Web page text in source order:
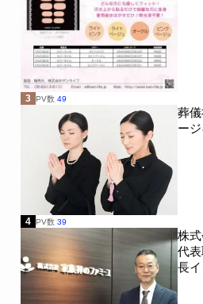
3 PV数 49
葬
ー
4 PV数 39
株
代
長